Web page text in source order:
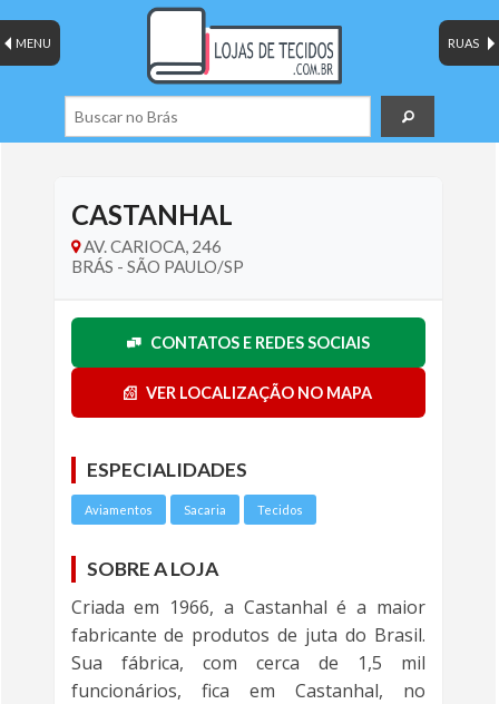
RUAS
MENU
CASTANHAL
AV. CARIOCA, 246
BRÁS - SÃO PAULO/SP
CONTATOS E REDES SOCIAIS
VER LOCALIZAÇÃO NO MAPA
ESPECIALIDADES
Aviamentos Sacaria Tecidos
SOBRE A LOJA
Criada em 1966, a Castanhal é a maior
fabricante de produtos de juta do Brasil.
Sua fábrica, com cerca de 1,5 mil
funcionários, fica em Castanhal, no